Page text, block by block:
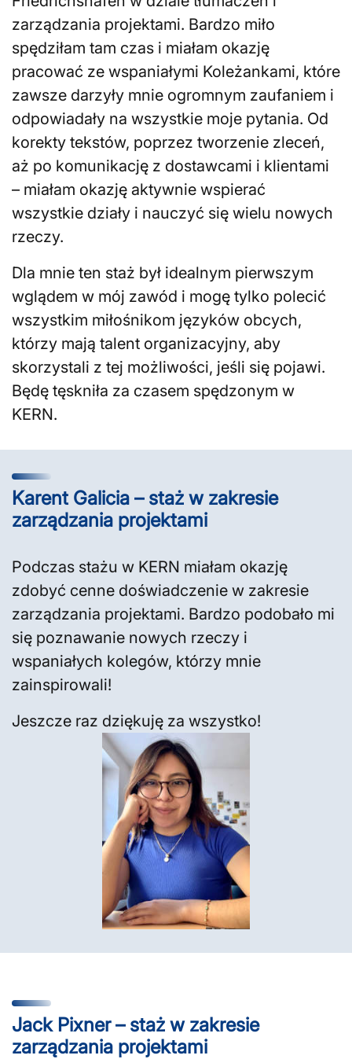
zarządzania projektami. Bardzo miło
spędziłam tam czas i miałam okazję
pracować ze wspaniałymi Koleżankami, które
zawsze darzyły mnie ogromnym zaufaniem i
odpowiadały na wszystkie moje pytania. Od
korekty tekstów, poprzez tworzenie zleceń,
aż po komunikację z dostawcami i klientami
– miałam okazję aktywnie wspierać
wszystkie działy i nauczyć się wielu nowych
rzeczy.
Dla mnie ten staż był idealnym pierwszym
wglądem w mój zawód i mogę tylko polecić
wszystkim miłośnikom języków obcych,
którzy mają talent organizacyjny, aby
skorzystali z tej możliwości, jeśli się pojawi.
Będę tęskniła za czasem spędzonym w
KERN.
Karent Galicia – staż w zakresie
zarządzania projektami
Podczas stażu w KERN miałam okazję
zdobyć cenne doświadczenie w zakresie
zarządzania projektami. Bardzo podobało mi
się poznawanie nowych rzeczy i
wspaniałych kolegów, którzy mnie
zainspirowali!
Jeszcze raz dziękuję za wszystko!
Jack Pixner – staż w zakresie
zarządzania projektami